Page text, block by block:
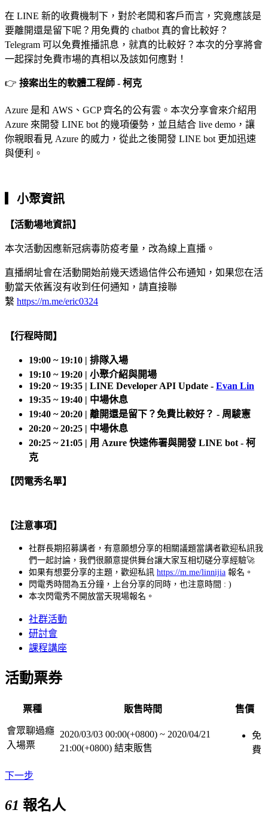
在 LINE 新的收費機制下，對於老闆和客戶而言，究竟應該是
要離開還是留下呢？用免費的 chatbot 真的會比較好？
Telegram 可以免費推播訊息，就真的比較好？本次的分享將會
一起探討免費市場的真相以及該如何應對！
👉 接案出生的軟體工程師 - 柯克
Azure 是和 AWS、GCP 齊名的公有雲。本次分享會來介紹用
Azure 來開發 LINE bot 的幾項優勢，並且結合 live demo，讓
你親眼看見 Azure 的威力，從此之後開發 LINE bot 更加迅速
與便利。
▎小聚資訊
【活動場地資訊】
本次活動因應新冠病毒防疫考量，改為線上直播。
直播網址會在活動開始前幾天透過信件公布通知，如果您在活
動當天依舊沒有收到任何通知，請直接聯
繫 https://m.me/eric0324
【行程時間】
19:00 ~ 19:10 | 排隊入場
19:10 ~ 19:20 | 小聚介紹與開場
19:20 ~ 19:35 | LINE Developer API Update - Evan Lin
19:35 ~ 19:40 | 中場休息
19:40 ~ 20:20 | 離開還是留下？免費比較好？ - 周駿憲
20:20 ~ 20:25 | 中場休息
20:25 ~ 21:05 | 用 Azure 快速佈署與開發 LINE bot - 柯
克
【閃電秀名單】
【注意事項】
社群長期招募講者，有意願想分享的相關議題當講者歡迎私訊我
們一起討論，我們很願意提供舞台讓大家互相切磋分享經驗🚀
如果有想要分享的主題，歡迎私訊 https://m.me/linnijia 報名。
閃電秀時間為五分鐘，上台分享的同時，也注意時間 : )
本次閃電秀不開放當天現場報名。
社群活動
研討會
課程講座
活動票券
票種 販售時間 售價
會眾聊過癮
入場票
2020/03/03 00:00(+0800) ~ 2020/04/21
21:00(+0800) 結束販售
免
費
下一步
61 報名人